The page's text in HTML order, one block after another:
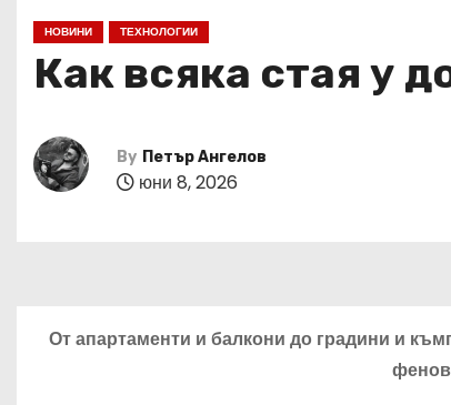
НОВИНИ ТЕХНОЛОГИИ
Как всяка стая у
By Петър Ангелов
юни 8, 2026
От апартаменти и балкони до градини и